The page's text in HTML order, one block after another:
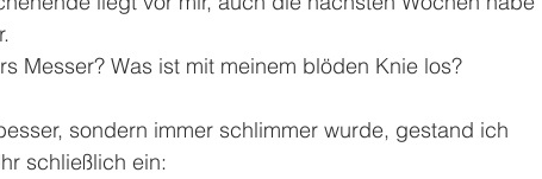
Messer? Was ist mit meinem blöden Knie los?
sondern immer schlimmer wurde, gestand ich
schließlich ein: